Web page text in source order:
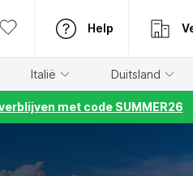
Help
Italië Duitsland
met code SUMMER26